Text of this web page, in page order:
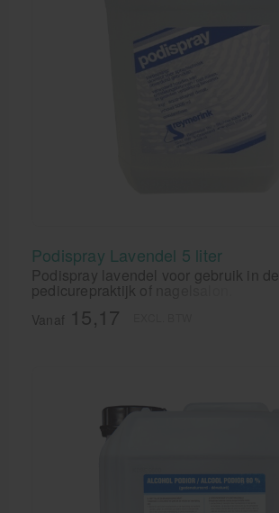
Podispray Lavendel 5 liter
Podispray lavendel voor gebruik in de
pedicurepraktijk of nagelsalon.
Vanaf 15,17